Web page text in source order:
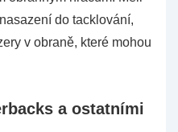
do tacklování,
v obraně, které mohou
a ostatními